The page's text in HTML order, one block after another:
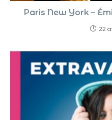
Paris New York –
22